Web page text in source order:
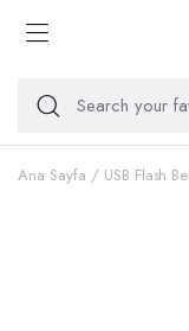
Ana Sayfa USB Flash